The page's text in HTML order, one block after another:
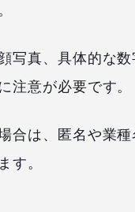
写真、具体的な
注意が必要です。
合は、匿名や業
す。